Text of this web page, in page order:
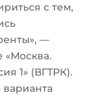
с тем,
—
«Москва.
1» (ВГТРК).